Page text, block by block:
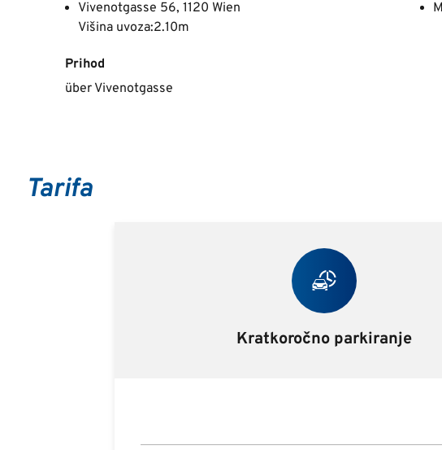
Vivenotgasse 56, 1120 Wien
Višina uvoza:2.10m
Prihod
über Vivenotgasse
Tarifa
Kratkoročno parkiranje